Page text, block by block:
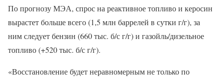
По прогнозу МЭА, спрос на реактивное топливо и керосин
вырастет больше всего (1,5 млн баррелей в сутки г/г), за
ним следует бензин (660 тыс. б/с г/г) и газойль/дизельное
топливо (+520 тыс. б/с г/г).
«Восстановление будет неравномерным не только по